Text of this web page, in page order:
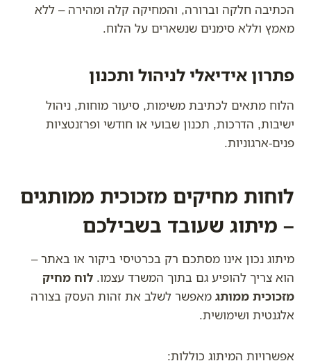
הכתיבה חלקה וברורה, והמחיקה קלה ומהירה – ללא
מאמץ וללא סימנים שנשארים על הלוח.
פתרון אידיאלי לניהול ותכנון
הלוח מתאים לכתיבת משימות, סיעור מוחות, ניהול
ישיבות, הדרכות, תכנון שבועי או חודשי ופרזנטציות
פנים-ארגוניות.
לוחות מחיקים מזכוכית ממותגים
– מיתוג שעובד בשבילכם
מיתוג נכון אינו מסתכם רק בכרטיסי ביקור או באתר –
הוא צריך להופיע גם בתוך המשרד עצמו. לוח מחיק
מזכוכית ממותג מאפשר לשלב את זהות העסק בצורה
אלגנטית ושימושית.
אפשרויות המיתוג כוללות: